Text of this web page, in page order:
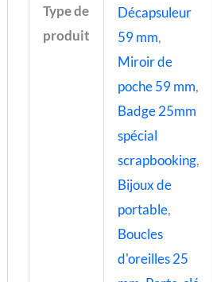
Type de
produit
Décapsuleur
59 mm,
Miroir de
poche 59 mm,
Badge 25mm
spécial
scrapbooking,
Bijoux de
portable,
Boucles
d'oreilles 25